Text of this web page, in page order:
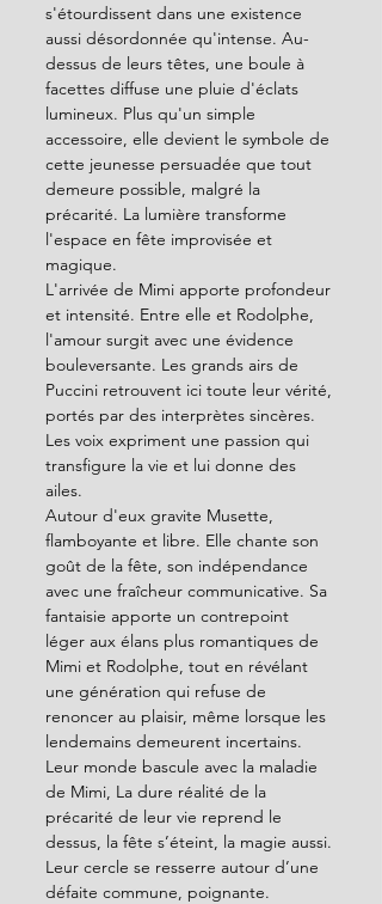
s'étourdissent dans une existence
aussi désordonnée qu'intense. Au-
dessus de leurs têtes, une boule à
facettes diffuse une pluie d'éclats
lumineux. Plus qu'un simple
accessoire, elle devient le symbole de
cette jeunesse persuadée que tout
demeure possible, malgré la
précarité. La lumière transforme
l'espace en fête improvisée et
magique.
L'arrivée de Mimi apporte profondeur
et intensité. Entre elle et Rodolphe,
l'amour surgit avec une évidence
bouleversante. Les grands airs de
Puccini retrouvent ici toute leur vérité,
portés par des interprètes sincères.
Les voix expriment une passion qui
transfigure la vie et lui donne des
ailes.
Autour d'eux gravite Musette,
flamboyante et libre. Elle chante son
goût de la fête, son indépendance
avec une fraîcheur communicative. Sa
fantaisie apporte un contrepoint
léger aux élans plus romantiques de
Mimi et Rodolphe, tout en révélant
une génération qui refuse de
renoncer au plaisir, même lorsque les
lendemains demeurent incertains.
Leur monde bascule avec la maladie
de Mimi, La dure réalité de la
précarité de leur vie reprend le
dessus, la fête s’éteint, la magie aussi.
Leur cercle se resserre autour d’une
défaite commune, poignante.